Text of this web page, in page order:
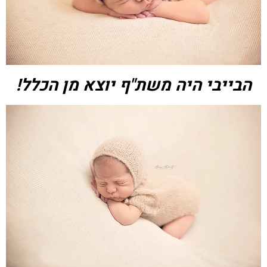
הבייבי היה משת"ף יוצא מן הכלל!